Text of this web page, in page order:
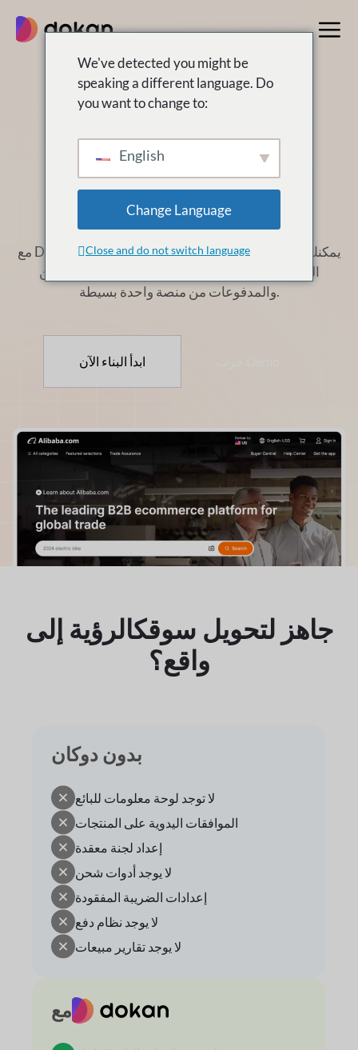
إلى
المحتوى
بناء كبير مثلعلي بابا
باستخدام دوكان، أنت
أقرب مما تظن
مع Dokan، يمكنك بسهولة إنشاء وتنمية سوقك متعدد البائعين
الخاص بك مثل
علي بابا. قم بإدارة المنتجات والبائعين
والمدفوعات من منصة واحدة بسيطة.
ابدأ البناء الآن
جاهز لتحويل سوقكالرؤية إلى
واقع؟
بدون دوكان
لا توجد لوحة معلومات للبائع
الموافقات اليدوية على المنتجات
إعداد لجنة معقدة
لا يوجد أدوات شحن
إعدادات الضريبة المفقودة
لا يوجد نظام دفع
لا يوجد تقارير مبيعات
مع
We've detected you might be
speaking a different language. Do
you want to change to:
English
Change Language
Close and do not switch language